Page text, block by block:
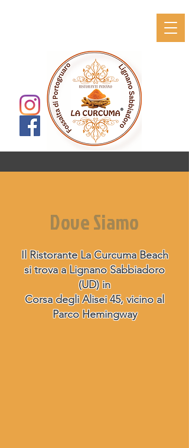
Dove Siamo
Il Ristorante La Curcuma Beach
si trova a Lignano Sabbiadoro
(UD) in
Corsa degli Alisei 45, vicino al
Parco Hemingway